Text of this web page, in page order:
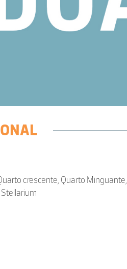
crescente, Quarto Minguante,